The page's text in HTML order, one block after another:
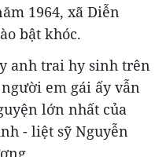
1964, xã Diễn
bật khóc.
anh trai hy sinh trên
em gái ấy vẫn
lớn nhất của
- liệt sỹ Nguyễn